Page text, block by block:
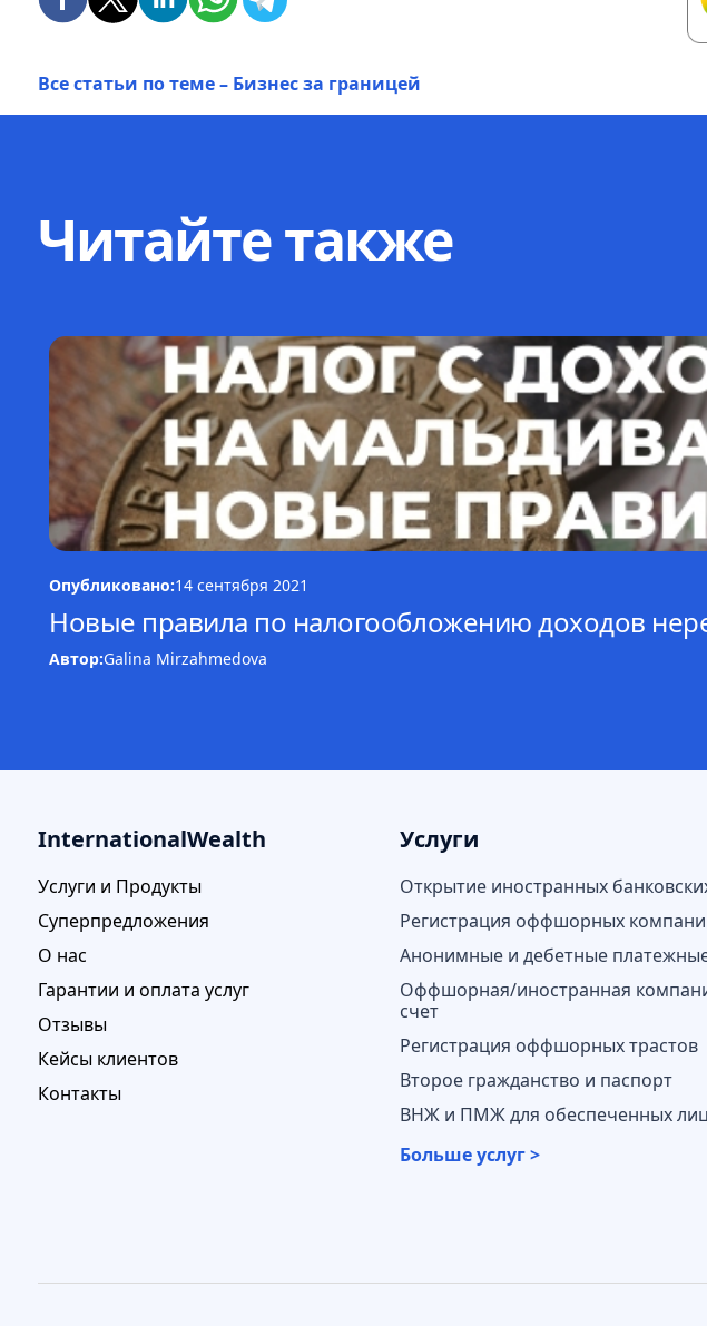
Все статьи по теме – Бизнес за границей
Читайте также
Опубликовано:14 сентября 2021
Новые правила по налогообложению доходов
Автор:Galina Mirzahmedova
InternationalWealth
Услуги и Продукты
Суперпредложения
О нас
Гарантии и оплата услуг
Отзывы
Кейсы клиентов
Контакты
Услуги
Открытие иностранных
Регистрация оффшорных
Анонимные и дебетные
Оффшорная/иностранная
счет
Регистрация оффшорных трастов
Второе гражданство и паспорт
ВНЖ и ПМЖ для обеспеченных
Больше услуг >